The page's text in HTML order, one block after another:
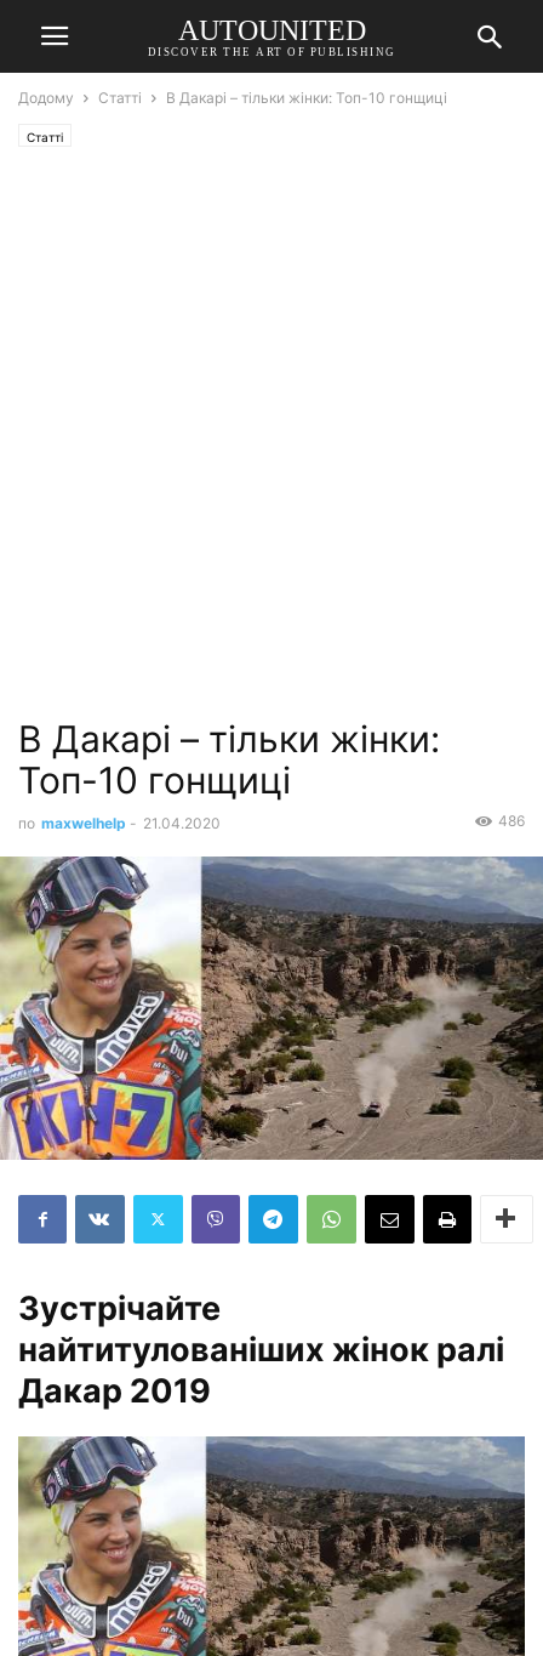
AUTOUNITED
DISCOVER THE ART OF PUBLISHING
Додому Статті В Дакарі – тільки жінки: Топ-10 гонщиці
Статті
В Дакарі – тільки жінки:
Топ-10 гонщиці
по maxwelhelp - 21.04.2020 486
Зустрічайте
найтитулованіших жінок ралі
Дакар 2019